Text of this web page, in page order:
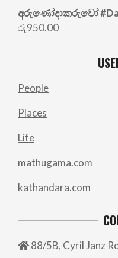
අරු‍ණෝදාකරුවෝ
රු950.00
People
Places
Life
mathugama.com
kathandara.com
88/5B, Cyril Janz